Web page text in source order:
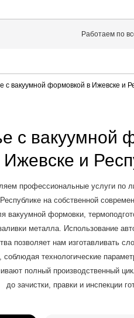
Работаем по
с вакуумной формовкой в Ижевске и
с вакуумной
Ижевске и
профессиональные услуги по
на собственной
вакуумной формовки,
металла. Использование
позволяет нам изготавливать
соблюдая технологические
полный производственный
до зачистки, правки и инспекции